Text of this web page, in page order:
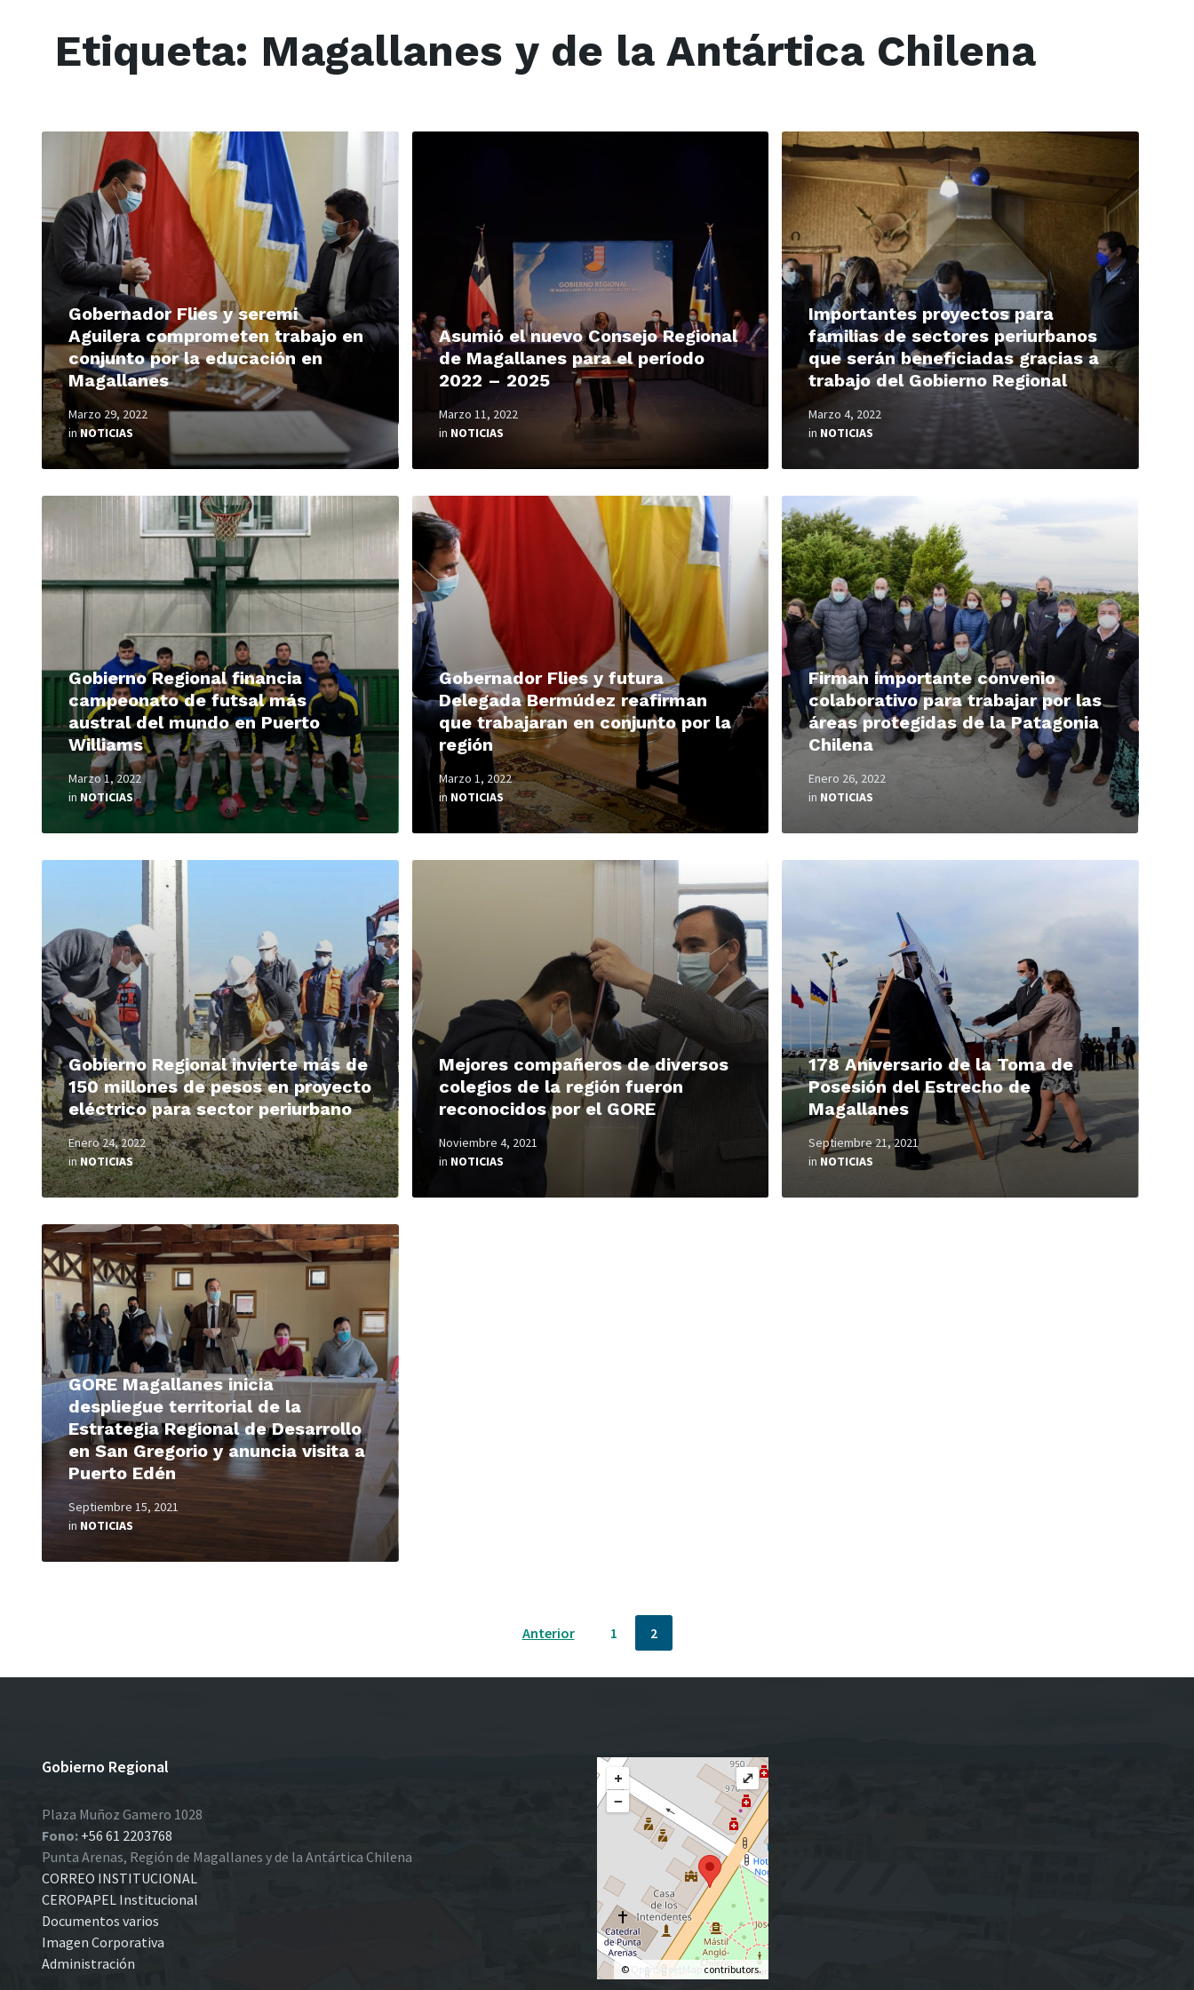
Etiqueta: Magallanes y de la Antártica Chilena
Gobernador Flies y seremi
Aguilera comprometen trabajo en
conjunto por la educación en
Magallanes
Marzo 29, 2022
inNOTICIAS
Read
Asumió el nuevo Consejo Regional
de Magallanes para el período
2022 – 2025
Marzo 11, 2022
in NOTICIAS
Read
Importantes proyectos para
familias de sectores periurbanos
que serán beneficiadas gracias a
trabajo del Gobierno Regional
Marzo 4, 2022
in NOTICIAS
Read
More
Gobierno Regional financia
campeonato de futsal más
austral del mundo en Puerto
Williams
Marzo 1, 2022
in NOTICIAS
Read
More
Gobernador Flies y futura
Delegada Bermúdez reafirman
que trabajaran en conjunto por la
región
Marzo 1, 2022
in NOTICIAS
Read
More
Firman importante convenio
colaborativo para trabajar por las
áreas protegidas de la Patagonia
Chilena
Enero 26, 2022
in NOTICIAS
Read
More
Gobierno Regional invierte más de
150 millones de pesos en proyecto
eléctrico para sector periurbano
Enero 24, 2022
inNOTICIAS
Read
Mejores compañeros de diversos
colegios de la región fueron
reconocidos por el GORE
Noviembre 4, 2021
in NOTICIAS
Read
178 Aniversario de la Toma de
Posesión del Estrecho de
Magallanes
Septiembre 21, 2021
in NOTICIAS
GORE Magallanes inicia
despliegue territorial de la
Estrategia Regional de Desarrollo
en San Gregorio y anuncia visita a
Puerto Edén
Septiembre 15, 2021
in NOTICIAS
Read
More
Anterior 1 2
Gobierno Regional
Plaza Muñoz Gamero 1028
Fono: +56 61 2203768
Punta Arenas, Región de Magallanes y de la Antártica Chilena
CORREO INSTITUCIONAL
CEROPAPEL Institucional
Documentos varios
Imagen Corporativa
Administración
+
−
© OpenStreetMapcontributors.
⤢